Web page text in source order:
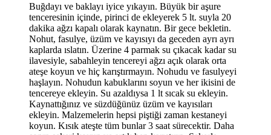
Buğdayı ve baklayı iyice yıkayın. Büyük bir aşure
tenceresinin içinde, pirinci de ekleyerek 5 lt. suyla 20
dakika ağzı kapalı olarak kaynatın. Bir gece bekletin.
Nohut, fasulye, üzüm ve kayısıyı da geceden ayrı ayrı
kaplarda ıslatın. Üzerine 4 parmak su çıkacak kadar su
ilavesiyle, sabahleyin tencereyi ağzı açık olarak orta
ateşe koyun ve hiç karıştırmayın. Nohudu ve fasulyeyi
haşlayın. Nohudun kabuklarını soyun ve her ikisini de
tencereye ekleyin. Su azaldıysa 1 lt sıcak su ekleyin.
Kaynattığınız ve süzdüğünüz üzüm ve kayısıları
ekleyin. Malzemelerin hepsi piştiği zaman kestaneyi
koyun. Kısık ateşte tüm bunlar 3 saat sürecektir. Daha